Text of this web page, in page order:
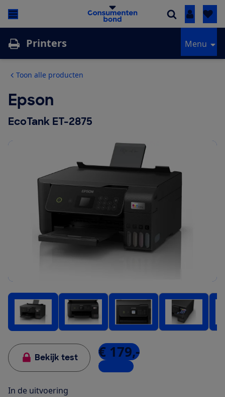
Inloggen
Printers Menu
Toon alle producten
Epson
EcoTank ET-2875
Bekijk test € 179,-
7 winkels
In de uitvoering